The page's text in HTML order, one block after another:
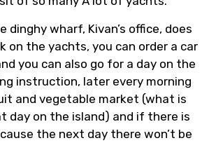
dinghy wharf, Kivan’s office, does
on the yachts, you can order a car
you can also go for a day on the
instruction, later every morning
and vegetable market (what is
day on the island) and if there is
the next day there won’t be